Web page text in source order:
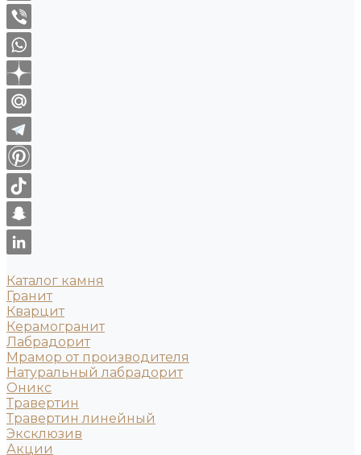
Каталог камня
Гранит
Кварцит
Керамогранит
Лабрадорит
Мрамор от производителя
Натуральный лабрадорит
Оникс
Травертин
Травертин линейный
Эксклюзив
Акции